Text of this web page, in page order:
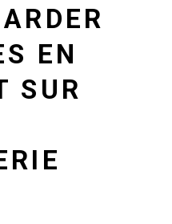
EN
SUR